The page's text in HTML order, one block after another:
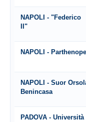
NAPOLI - "Federico
II"
NAPOLI - Parthenope
NAPOLI - Suor
Benincasa
PADOVA - Università